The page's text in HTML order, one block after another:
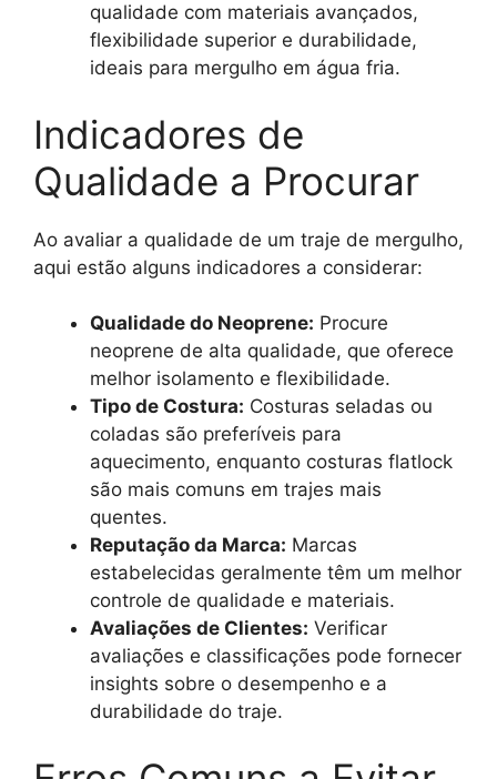
qualidade com materiais avançados,
flexibilidade superior e durabilidade,
ideais para mergulho em água fria.
Indicadores de
Qualidade a Procurar
Ao avaliar a qualidade de um traje de mergulho,
aqui estão alguns indicadores a considerar:
Qualidade do Neoprene: Procure
neoprene de alta qualidade, que oferece
melhor isolamento e flexibilidade.
Tipo de Costura: Costuras seladas ou
coladas são preferíveis para
aquecimento, enquanto costuras flatlock
são mais comuns em trajes mais
quentes.
Reputação da Marca: Marcas
estabelecidas geralmente têm um melhor
controle de qualidade e materiais.
Avaliações de Clientes: Verificar
avaliações e classificações pode fornecer
insights sobre o desempenho e a
durabilidade do traje.